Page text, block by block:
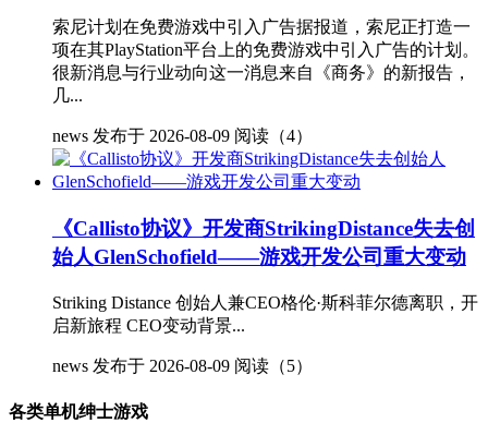
索尼计划在免费游戏中引入广告据报道，索尼正打造一
项在其PlayStation平台上的免费游戏中引入广告的计划。
很新消息与行业动向这一消息来自《商务》的新报告，
几...
news 发布于 2026-08-09 阅读（4）
《Callisto协议》开发商StrikingDistance失去创
始人GlenSchofield——游戏开发公司重大变动
Striking Distance 创始人兼CEO格伦·斯科菲尔德离职，开
启新旅程 CEO变动背景...
news 发布于 2026-08-09 阅读（5）
各类单机绅士游戏